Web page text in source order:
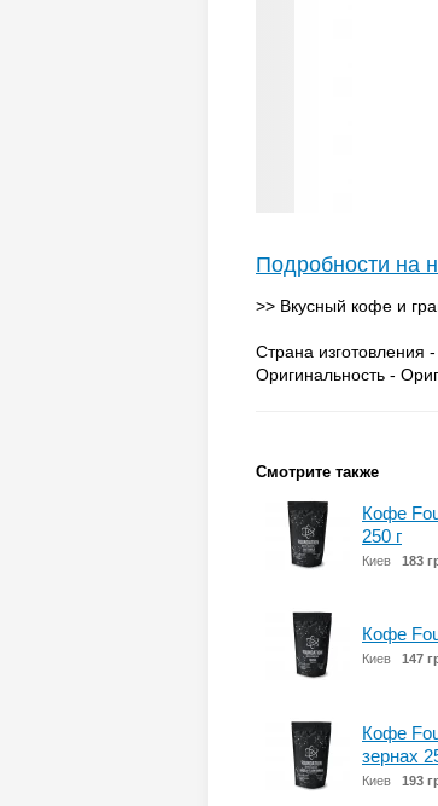
Подробности на
>> Вкусный кофе и
Страна изготовления
Оригинальность -
Смотрите также
Кофе
250 г
Киев 183
Кофе
Киев 147
Кофе
зернах
Киев 193